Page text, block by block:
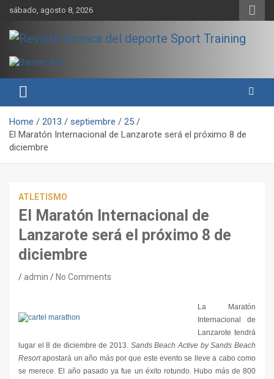
Skip
content
sábado, agosto 8, 2026
Revista técnica del deporte
Sport Training
rendimiento, nutrición y entrenamiento.
Home 2013 septiembre
25
El Maratón Internacional de Lanzarote será el próximo 8 de
diciembre
ATLETISMO
El Maratón Internacional de
Lanzarote será el próximo 8 de
diciembre
admin No Comments
La Maratón
Internacional de
Lanzarote tendrá
lugar el 8 de diciembre de 2013. Sands Beach Active by Sands Beach
Resortapostará un año más por que este evento se lleve a cabo como
se merece. El año pasado ya fue un éxito rotundo. Hubo más de 800